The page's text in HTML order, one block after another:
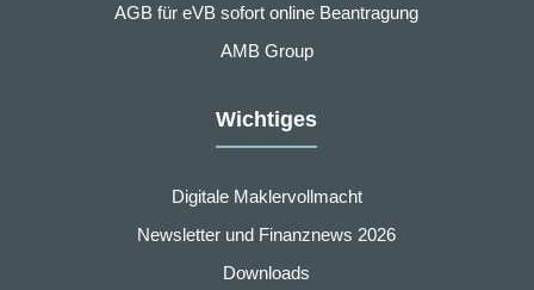
AGB für eVB sofort online Beantragung
AMB Group
Wichtiges
Digitale Maklervollmacht
Newsletter und Finanznews 2026
Downloads